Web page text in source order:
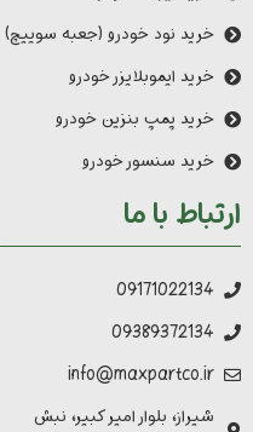
خرید نود خودرو (جعبه سوییچ)
خرید ایموبلایزر خودرو
خرید پمپ بنزین خودرو
خرید سنسور خودرو
ارتباط با ما
09171022134
09389372134
info@maxpartco.ir
شیراز، بلوار امیر کبیر، نبش